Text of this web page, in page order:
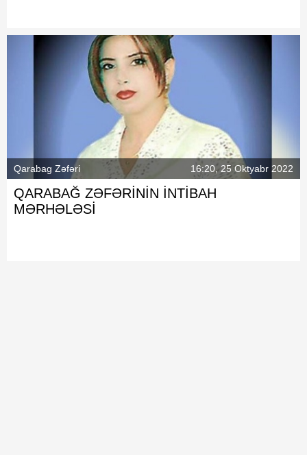
Qarabag Zəfəri 16:20, 25 Oktyabr 2022
QARABAĞ ZƏFƏRİNİN İNTİBAH
MƏRHƏLƏSİ